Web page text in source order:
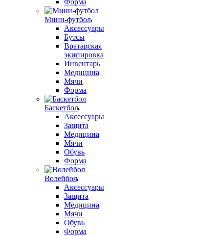
Форма
Мини-футбол
Аксессуары
Бутсы
Вратарская
экипировка
Инвентарь
Медицина
Мячи
Форма
Баскетбол
Аксессуары
Защита
Медицина
Мячи
Обувь
Форма
Волейбол
Аксессуары
Защита
Медицина
Мячи
Обувь
Форма